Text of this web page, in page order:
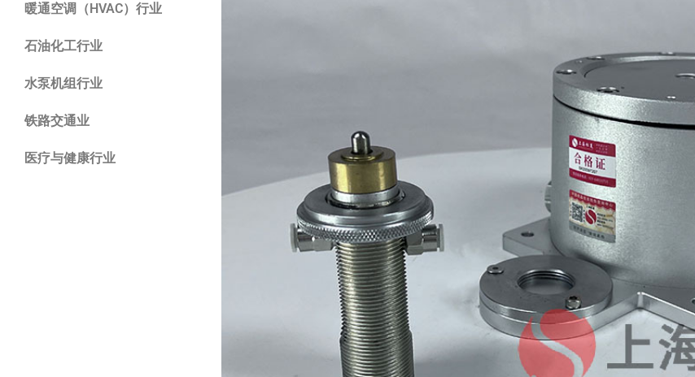
暖通空调（HVAC）行业
石油化工行业
水泵机组行业
铁路交通业
医疗与健康行业